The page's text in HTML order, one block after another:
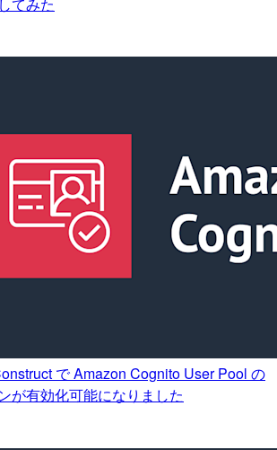
てみた
で Amazon Cognito User Pool の
が有効化可能になりました